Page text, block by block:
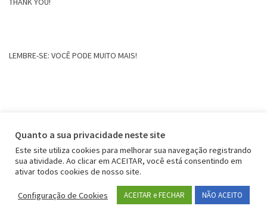
LEMBRE-SE: VOCÊ PODE MUITO MAIS!
Quanto a sua privacidade neste site
Este site utiliza cookies para melhorar sua navegação registrando
sua atividade. Ao clicar em ACEITAR, você está consentindo em
ativar todos cookies de nosso site.
Configuração de Cookies ACEITAR e FECHAR NÃO ACEITO